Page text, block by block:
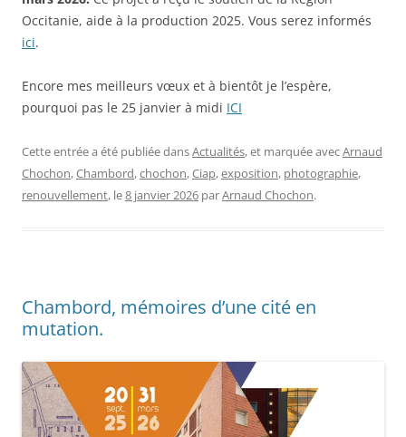
Occitanie, aide à la production 2025. Vous serez informés
ici.
Encore mes meilleurs vœux et à bientôt je l’espère,
pourquoi pas le 25 janvier à midi ICI
Cette entrée a été publiée dansActualités, et marquée avecArnaud
Chochon,Chambord,chochon,Ciap,exposition, photographie,
renouvellement, le8 janvier 2026 parArnaud Chochon.
Chambord, mémoires d’une cité en
mutation.